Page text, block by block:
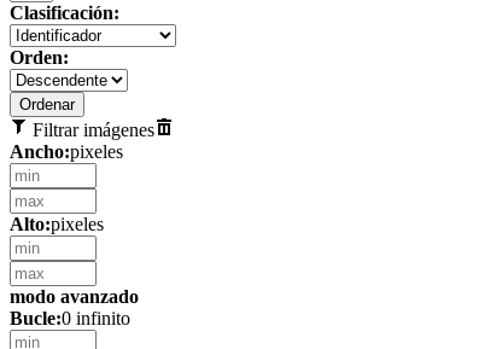
Clasificación:
Orden:
Filtrar imágenes
Ancho:pixeles
Alto:pixeles
modo avanzado
Bucle:0 infinito